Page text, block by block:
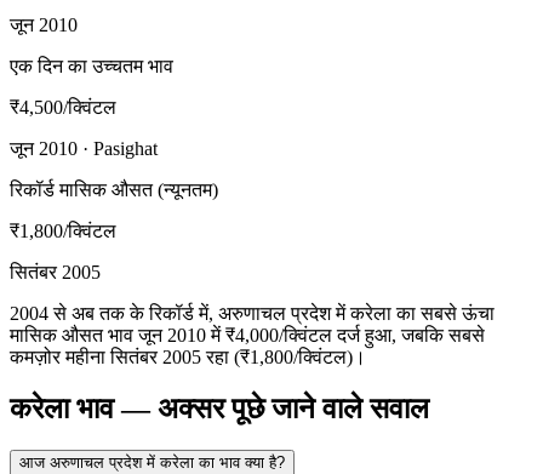
जून 2010
एक दिन का उच्चतम भाव
₹4,500/क्विंटल
जून 2010 · Pasighat
रिकॉर्ड मासिक औसत (न्यूनतम)
₹1,800/क्विंटल
सितंबर 2005
2004 से अब तक के रिकॉर्ड में, अरुणाचल प्रदेश में करेला का सबसे ऊंचा
मासिक औसत भाव जून 2010 में ₹4,000/क्विंटल दर्ज हुआ, जबकि सबसे
कमज़ोर महीना सितंबर 2005 रहा (₹1,800/क्विंटल)।
करेला भाव — अक्सर पूछे जाने वाले सवाल
आज अरुणाचल प्रदेश में करेला का भाव क्या है?